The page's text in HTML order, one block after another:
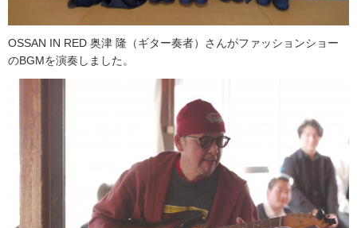
OSSAN IN RED 奥津 隆（ギター奏者）さんがファッションショー
のBGMを演奏しました。